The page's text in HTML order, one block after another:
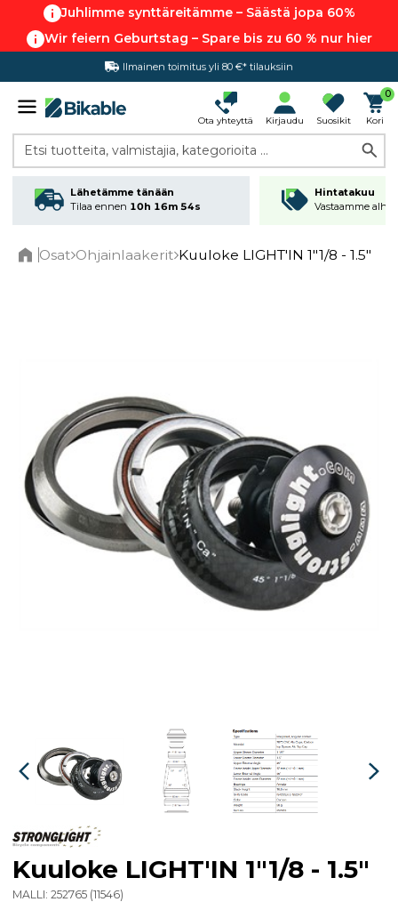
Juhlimme synttäreitämme – Säästä jopa 60%
Wir feiern Geburtstag – Spare bis zu 60 % nur hier
Ilmainen toimitus yli 80 €* tilauksiin
Hintatakuu
Ota yhteyttä Kirjaudu Suosikit
0
Kori
Etsi tuotteita, valmistajia, kategorioita ...
Lähetämme tänään
Tilaa ennen 10h 16m 54s
Hintatakuu
Vastaamme
Osat Ohjainlaakerit Kuuloke LIGHT'IN 1"1/8 - 1.5"
Kuuloke LIGHT'IN 1"1/8 - 1.5"
MALLI: 252765 (11546)